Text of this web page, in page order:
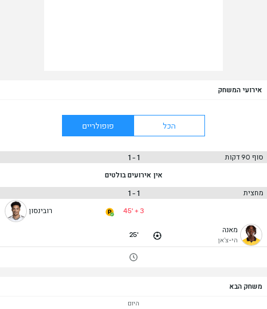
אירועי המשחק
הכל פופולריים
סוף 90 דקות 1 - 1
אין אירועים בולטים
מחצית 1 - 1
45' + 3 רובינסון
מאנה
הי-צ'אן
25'
משחק הבא
היום